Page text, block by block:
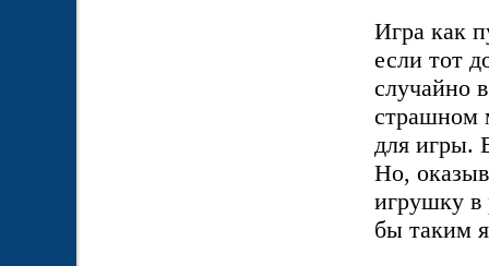
Игра как
если тот
случайно
страшном
для игры.
Но,
игрушку в
бы таким